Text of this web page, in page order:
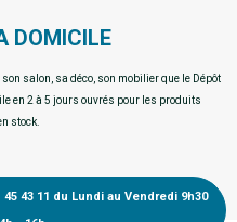
DOMICILE
salon, sa déco, son mobilier que le Dépôt
en 2 à 5 jours ouvrés pour les produits
stock.
43 11 du Lundi au Vendredi 9h30